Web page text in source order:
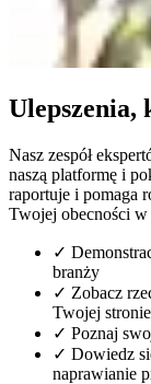
Ulepszenia,
Nasz zespół
naszą platformę i
raportuje i pomaga
Twojej obecności w
✓
branży
✓ Zobacz
Twojej stronie
✓ Poznaj
✓ Dowiedz
naprawianie